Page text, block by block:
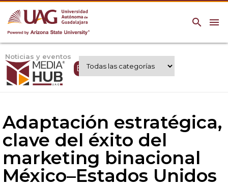
menu
search
Noticias y eventos
Expertos UAG
Adaptación estratégica,
clave del éxito del
marketing binacional
México–Estados Unidos